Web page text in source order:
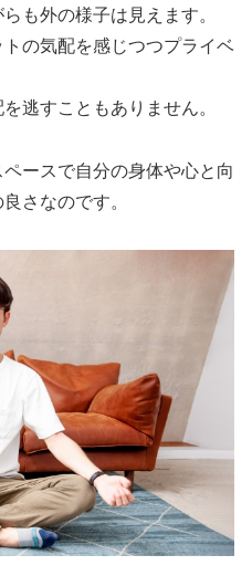
も外の様子は見えます。
の気配を感じつつプライベ
逃すこともありません。
ースで自分の身体や心と向
さなのです。